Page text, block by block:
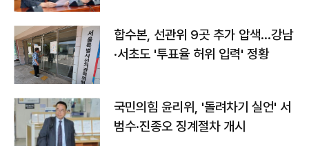
합수본, 선관위 9곳 추가 압색…강남
·서초도 '투표율 허위 입력' 정황
국민의힘 윤리위, '돌려차기 실언' 서
범수·진종오 징계절차 개시